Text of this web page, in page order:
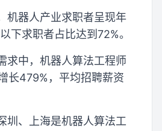
机器人产业求职者呈现年
下求职者占比达到72%。
求中，机器人算法工程师
长479%，平均招聘薪资
圳、上海是机器人算法工